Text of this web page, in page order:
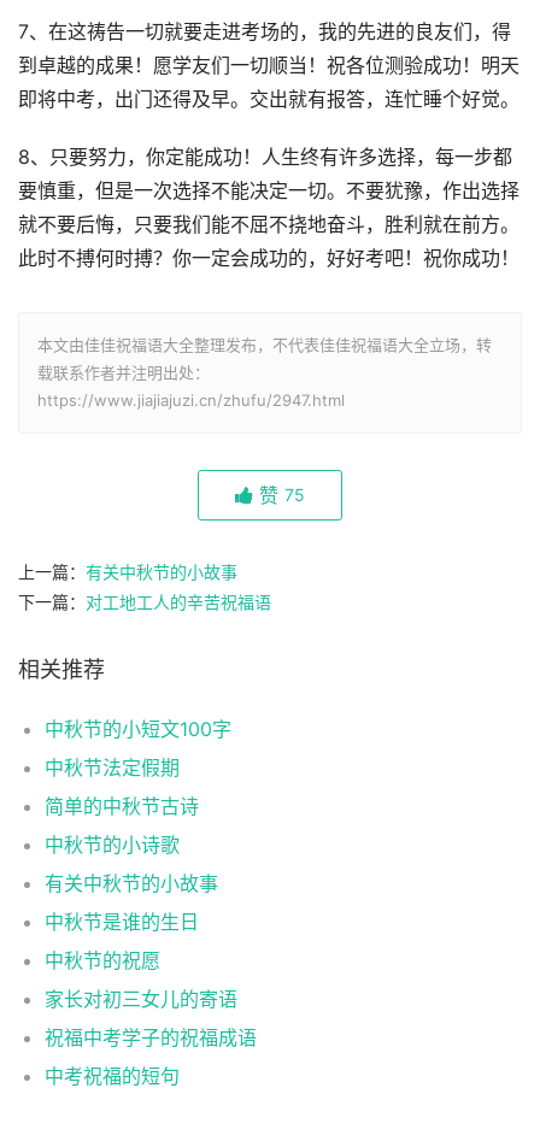
7、在这祷告一切就要走进考场的，我的先进的良友们，得
到卓越的成果！愿学友们一切顺当！祝各位测验成功！明天
即将中考，出门还得及早。交出就有报答，连忙睡个好觉。
8、只要努力，你定能成功！人生终有许多选择，每一步都
要慎重，但是一次选择不能决定一切。不要犹豫，作出选择
就不要后悔，只要我们能不屈不挠地奋斗，胜利就在前方。
此时不搏何时搏？你一定会成功的，好好考吧！祝你成功！
本文由佳佳祝福语大全整理发布，不代表佳佳祝福语大全立场，转
载联系作者并注明出处：
https://www.jiajiajuzi.cn/zhufu/2947.html
赞 75
上一篇： 有关中秋节的小故事
下一篇： 对工地工人的辛苦祝福语
相关推荐
中秋节的小短文100字
中秋节法定假期
简单的中秋节古诗
中秋节的小诗歌
有关中秋节的小故事
中秋节是谁的生日
中秋节的祝愿
家长对初三女儿的寄语
祝福中考学子的祝福成语
中考祝福的短句